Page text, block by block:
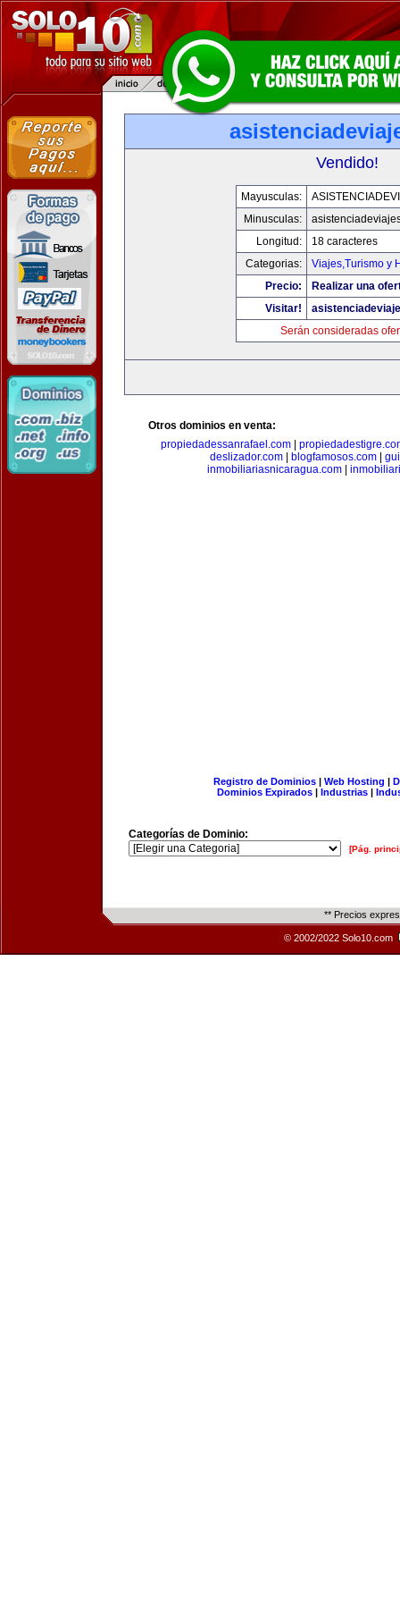
Vendido!
Mayusculas:
Minusculas:
Longitud:
18 caracteres
Categorias:
Viajes,Turismo y
Precio:
Realizar una
Visitar!
Serán consideradas
Otros dominios en venta:
propiedadessanrafael.com
deslizador.com| blogfamosos.com|
inmobiliariasnicaragua.com
Registro de Dominios| Web Hosting |
Dominios Expirados | Industrias |
Categorías de Dominio:
[Pág.
** Precios
© 2002/2022 Solo10.com